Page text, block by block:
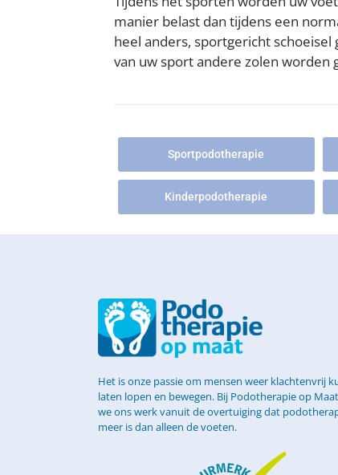
manier belast dan tijdens een
heel anders, sportgericht
van uw sport andere zolen worden
Sportpodotherapie
Kinderpodotherapie
Het is onze passie om mensen weer klachtenvrij
laten lopen en bewegen. Bij Podotherapie op
we ons werk vanuit de overtuiging dat
meer is dan alleen de voeten.